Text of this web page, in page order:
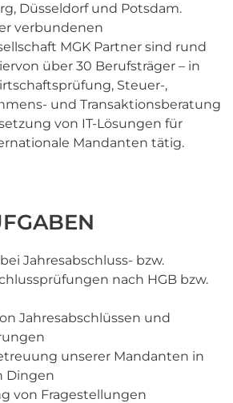
Düsseldorf und Potsdam.
verbundenen
MGK Partner sind rund
über 30 Berufsträger – in
Steuer-,
und Transaktionsberatung
von IT-Lösungen für
Mandanten tätig.
Jahresabschluss- bzw.
nach HGB bzw.
Jahresabschlüssen und
unserer Mandanten in
Dingen
von Fragestellungen